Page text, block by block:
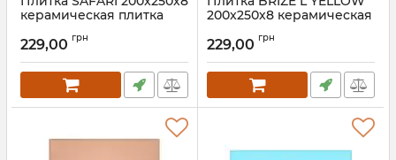
керамическая плитка
фасада, клинкерная
229,00 грн
200x250х8 керамическая
стен, фасада,
229,00 грн